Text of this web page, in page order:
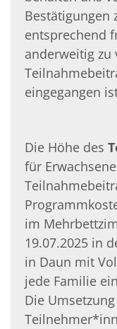
Bestätigungen
entsprechend
anderweitig zu
eingegangen
Die Höhe des
für
im
19.07.2025 in
in Daun mit
jede Familie
Die